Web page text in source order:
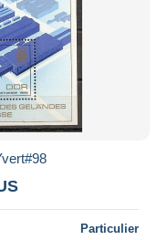
Particulier